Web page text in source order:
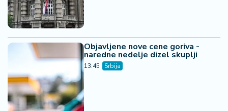
Objavljene nove cene goriva -
naredne nedelje dizel skuplji
13:45 Srbija